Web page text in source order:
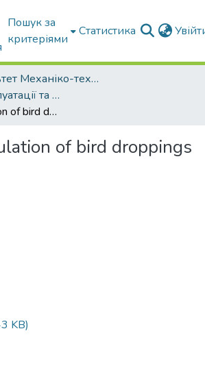
Пошук за
критеріями
Статистика
Факультет Механіко-технологічний
Кафедра Експлуатації та технічного сервісу машин
About granulation of bird droppings
of bird droppings
KB)